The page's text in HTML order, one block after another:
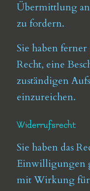
Übermittlung
zu fordern.
Sie haben
Recht, eine
zuständigen
einzureichen.
Widerrufsrecht
Sie haben das
Einwilligungen
mit Wirkung